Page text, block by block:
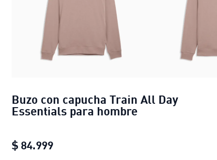
Buzo con capucha Train All Day
Essentials para hombre
$ 84.999